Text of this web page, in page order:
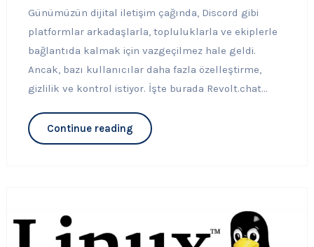
Günümüzün dijital iletişim çağında, Discord gibi
platformlar arkadaşlarla, topluluklarla ve ekiplerle
bağlantıda kalmak için vazgeçilmez hale geldi.
Ancak, bazı kullanıcılar daha fazla özelleştirme,
gizlilik ve kontrol istiyor. İşte burada Revolt.chat...
Continue reading